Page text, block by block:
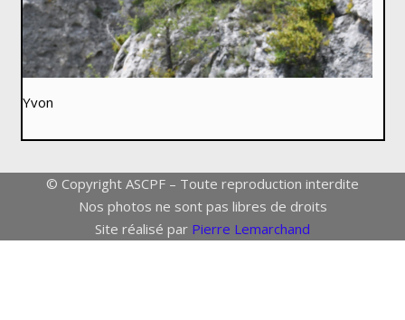
Yvon
© Copyright ASCPF – Toute reproduction interdite
Nos photos ne sont pas libres de droits
Site réalisé par Pierre Lemarchand